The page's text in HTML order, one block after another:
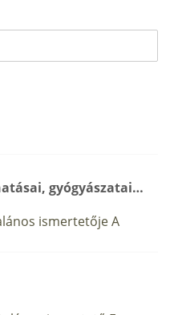
gyógyászatai…
ismertetője A